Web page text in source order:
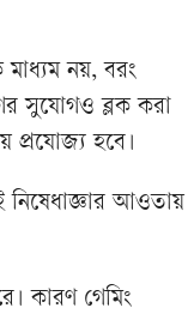
নয়, বরং
সুযোগও ব্লক করা
প্রযোজ্য হবে।
আওতায়
কারণ গেমিং